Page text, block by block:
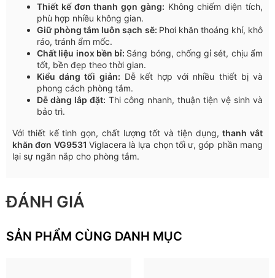
Thiết kế đơn thanh gọn gàng: Không chiếm diện tích,
phù hợp nhiều không gian.
Giữ phòng tắm luôn sạch sẽ: Phơi khăn thoáng khí, khô
ráo, tránh ẩm mốc.
Chất liệu inox bền bỉ: Sáng bóng, chống gỉ sét, chịu ẩm
tốt, bền đẹp theo thời gian.
Kiểu dáng tối giản: Dễ kết hợp với nhiều thiết bị và
phong cách phòng tắm.
Dễ dàng lắp đặt: Thi công nhanh, thuận tiện vệ sinh và
bảo trì.
Với thiết kế tinh gọn, chất lượng tốt và tiện dụng,thanh vắt
khăn đơn VG9531 Viglacera là lựa chọn tối ư, góp phần mang
lại sự ngăn nắp cho phòng tắm.
ĐÁNH GIÁ
SẢN PHẨM CÙNG DANH MỤC